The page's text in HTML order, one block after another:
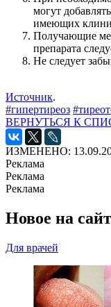
могут
имеющих
Получающие
препарата
Не следует
Источник.
#гипертиреоз
ВЕРНУТЬСЯ К
ИЗМЕНЕНО:
Реклама
Реклама
Реклама
Новое на
Для врачей